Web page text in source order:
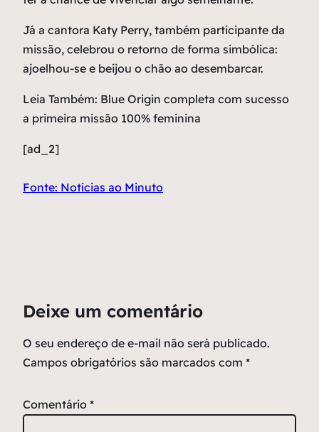
Já a cantora Katy Perry, também participante da
missão, celebrou o retorno de forma simbólica:
ajoelhou-se e beijou o chão ao desembarcar.
Leia Também: Blue Origin completa com sucesso
a primeira missão 100% feminina
[ad_2]
Fonte: Notícias ao Minuto
Deixe um comentário
O seu endereço de e-mail não será publicado.
Campos obrigatórios são marcados com *
Comentário *